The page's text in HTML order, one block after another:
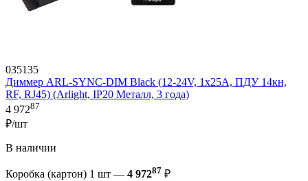
035135
Диммер ARL-SYNC-DIM Black (12-24V, 1x25A, ПДУ 14кн,
RF, RJ45) (Arlight, IP20 Металл, 3 года)
4 97287
₽/шт
В наличии
Коробка (картон) 1 шт — 4 97287 ₽